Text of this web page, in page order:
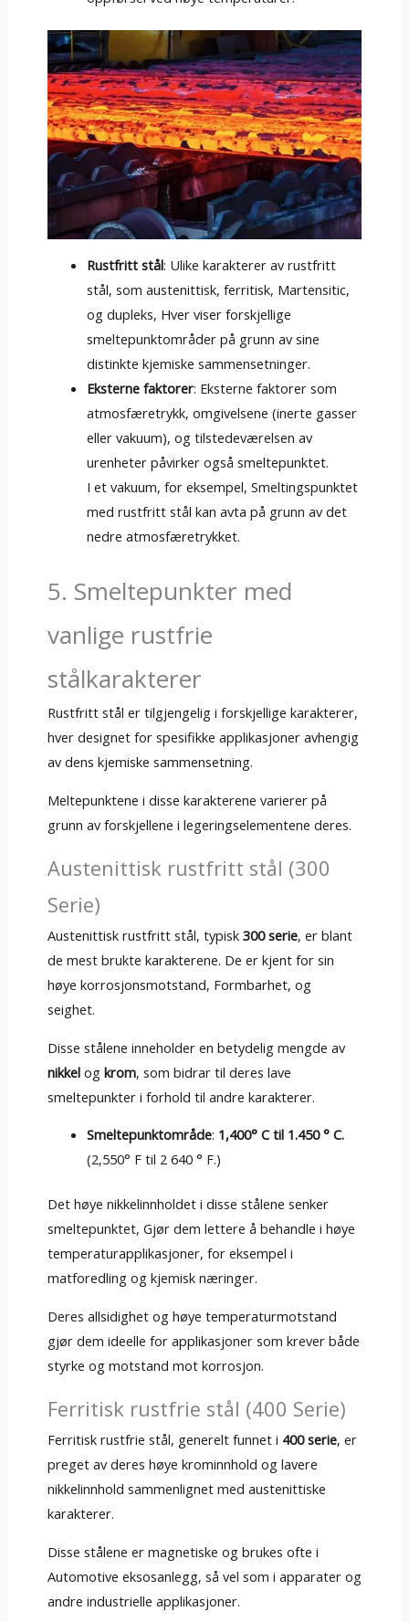
Rustfritt stål: Ulike karakterer av rustfritt
stål, som austenittisk, ferritisk, Martensitic,
og dupleks, Hver viser forskjellige
smeltepunktområder på grunn av sine
distinkte kjemiske sammensetninger.
Eksterne faktorer: Eksterne faktorer som
atmosfæretrykk, omgivelsene (inerte gasser
eller vakuum), og tilstedeværelsen av
urenheter påvirker også smeltepunktet.
I et vakuum, for eksempel, Smeltingspunktet
med rustfritt stål kan avta på grunn av det
nedre atmosfæretrykket.
5. Smeltepunkter med
vanlige rustfrie
stålkarakterer
Rustfritt stål er tilgjengelig i forskjellige karakterer,
hver designet for spesifikke applikasjoner avhengig
av dens kjemiske sammensetning.
Meltepunktene i disse karakterene varierer på
grunn av forskjellene i legeringselementene deres.
Austenittisk rustfritt stål (300
Serie)
Austenittisk rustfritt stål, typisk 300 serie, er blant
de mest brukte karakterene. De er kjent for sin
høye korrosjonsmotstand, Formbarhet, og
seighet.
Disse stålene inneholder en betydelig mengde av
nikkelog krom, som bidrar til deres lave
smeltepunkter i forhold til andre karakterer.
Smeltepunktområde: 1,400° C til 1.450 ° C.
(2,550° F til 2 640 ° F.)
Det høye nikkelinnholdet i disse stålene senker
smeltepunktet, Gjør dem lettere å behandle i høye
temperaturapplikasjoner, for eksempel i
matforedling og kjemisk næringer.
Deres allsidighet og høye temperaturmotstand
gjør dem ideelle for applikasjoner som krever både
styrke og motstand mot korrosjon.
Ferritisk rustfrie stål (400 Serie)
Ferritisk rustfrie stål, generelt funnet i 400 serie, er
preget av deres høye krominnhold og lavere
nikkelinnhold sammenlignet med austenittiske
karakterer.
Disse stålene er magnetiske og brukes ofte i
Automotive eksosanlegg, så vel som i apparater og
andre industrielle applikasjoner.